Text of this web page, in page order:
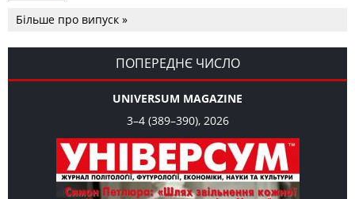
Романчука
СЛОВО РЕДАКЦІЙНЕ Олег К. Романчук Журавель і синиця
як уособлення української політстратегії й тактики
Більше про випуск »
ПОПЕРЕДНЄ ЧИСЛО
UNIVERSUM MAGAZINE
3–4 (389–390), 2026